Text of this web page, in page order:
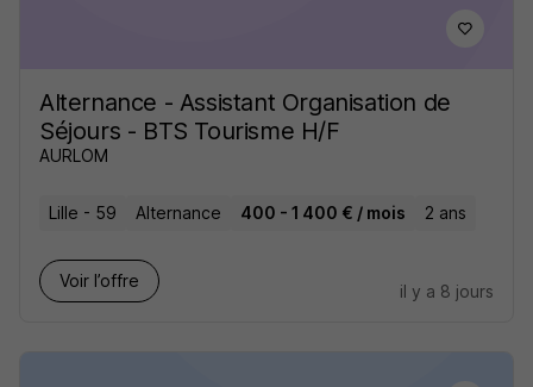
Alternance - Assistant Organisation de
Séjours - BTS Tourisme H/F
AURLOM
Lille - 59 Alternance 400 - 1 400 € / mois 2 ans
Voir l’offre
il y a 8 jours